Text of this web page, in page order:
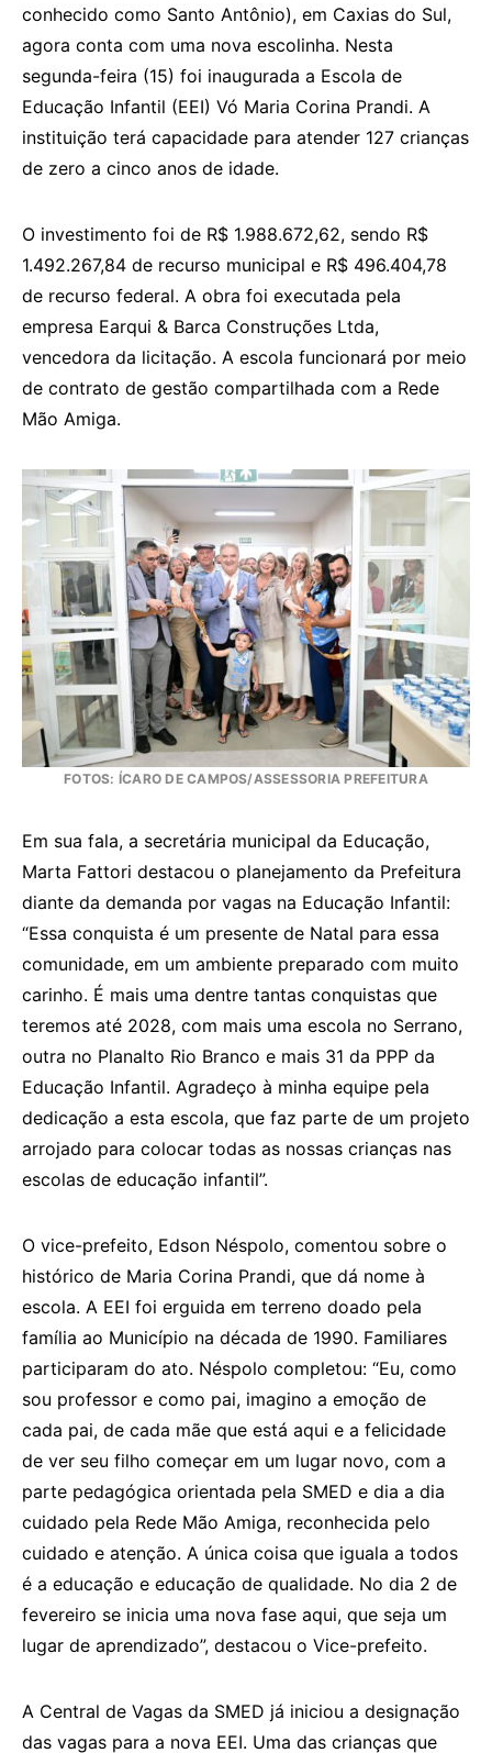
conhecido como Santo Antônio), em Caxias do Sul,
agora conta com uma nova escolinha. Nesta
segunda-feira (15) foi inaugurada a Escola de
Educação Infantil (EEI) Vó Maria Corina Prandi. A
instituição terá capacidade para atender 127 crianças
de zero a cinco anos de idade.
O investimento foi de R$ 1.988.672,62, sendo R$
1.492.267,84 de recurso municipal e R$ 496.404,78
de recurso federal. A obra foi executada pela
empresa Earqui & Barca Construções Ltda,
vencedora da licitação. A escola funcionará por meio
de contrato de gestão compartilhada com a Rede
Mão Amiga.
FOTOS: ÍCARO DE CAMPOS/ASSESSORIA PREFEITURA
Em sua fala, a secretária municipal da Educação,
Marta Fattori destacou o planejamento da Prefeitura
diante da demanda por vagas na Educação Infantil:
“Essa conquista é um presente de Natal para essa
comunidade, em um ambiente preparado com muito
carinho. É mais uma dentre tantas conquistas que
teremos até 2028, com mais uma escola no Serrano,
outra no Planalto Rio Branco e mais 31 da PPP da
Educação Infantil. Agradeço à minha equipe pela
dedicação a esta escola, que faz parte de um projeto
arrojado para colocar todas as nossas crianças nas
escolas de educação infantil”.
O vice-prefeito, Edson Néspolo, comentou sobre o
histórico de Maria Corina Prandi, que dá nome à
escola. A EEI foi erguida em terreno doado pela
família ao Município na década de 1990. Familiares
participaram do ato. Néspolo completou: “Eu, como
sou professor e como pai, imagino a emoção de
cada pai, de cada mãe que está aqui e a felicidade
de ver seu filho começar em um lugar novo, com a
parte pedagógica orientada pela SMED e dia a dia
cuidado pela Rede Mão Amiga, reconhecida pelo
cuidado e atenção. A única coisa que iguala a todos
é a educação e educação de qualidade. No dia 2 de
fevereiro se inicia uma nova fase aqui, que seja um
lugar de aprendizado”, destacou o Vice-prefeito.
A Central de Vagas da SMED já iniciou a designação
das vagas para a nova EEI. Uma das crianças que